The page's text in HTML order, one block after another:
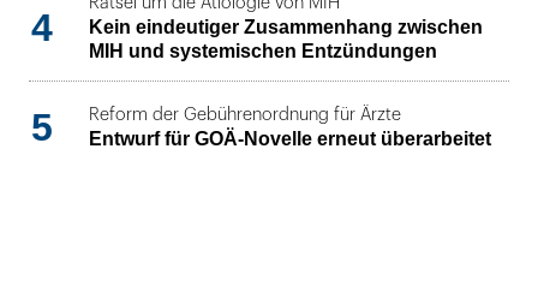
4
Kein eindeutiger Zusammenhang zwischen
MIH und systemischen Entzündungen
5 Reform der Gebührenordnung für Ärzte
Entwurf für GOÄ-Novelle erneut überarbeitet